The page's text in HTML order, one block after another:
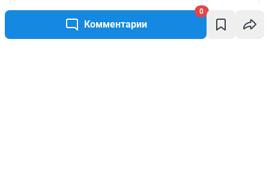
Комментарии
0